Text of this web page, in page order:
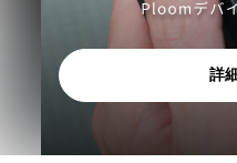
詳